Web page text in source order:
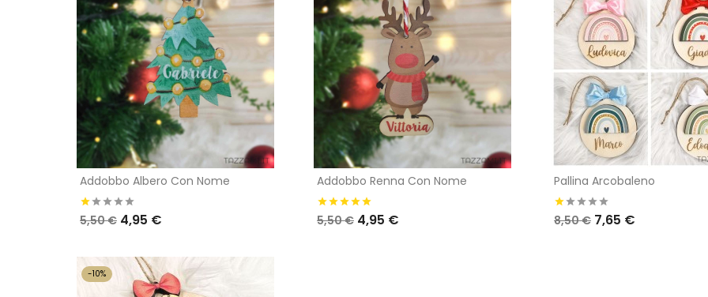
Addobbo Albero Con Nome
5,50 € 4,95 €
Addobbo Renna Con Nome
5,50 € 4,95 €
Pallina Arcobaleno
8,50 € 7,65 €
-10%